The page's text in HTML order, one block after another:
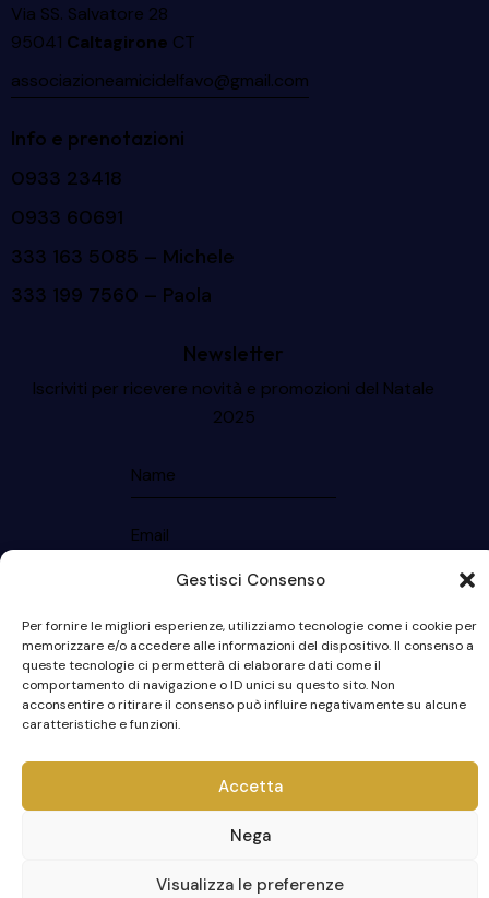
Gestisci Consenso
Per fornire le migliori esperienze, utilizziamo tecnologie come i cookie per
memorizzare e/o accedere alle informazioni del dispositivo. Il consenso a
queste tecnologie ci permetterà di elaborare dati come il
comportamento di navigazione o ID unici su questo sito. Non
acconsentire o ritirare il consenso può influire negativamente su alcune
caratteristiche e funzioni.
Accetta
Nega
Visualizza le preferenze
Via SS. Salvatore 28
95041 Caltagirone CT
associazioneamicidelfavo@gmail.com
Info e prenotazioni
0933 23418
0933 60691
333 163 5085 – Michele
333 199 7560 – Paola
Newsletter
Iscriviti per ricevere novità e promozioni del Natale
2025
© 2023 I Presepi di Caltagirone. Tutti i
P.IVA: 91013250872